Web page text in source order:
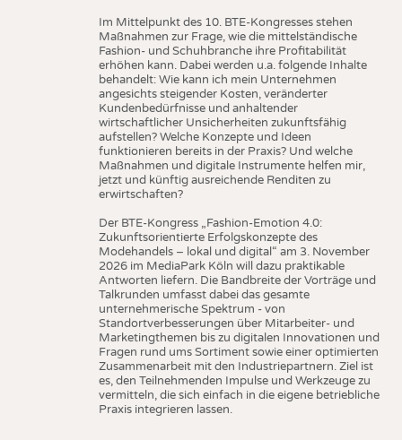
Im Mittelpunkt des 10. BTE-Kongresses stehen
Maßnahmen zur Frage, wie die mittelständische
Fashion- und Schuhbranche ihre Profitabilität
erhöhen kann. Dabei werden u.a. folgende Inhalte
behandelt: Wie kann ich mein Unternehmen
angesichts steigender Kosten, veränderter
Kundenbedürfnisse und anhaltender
wirtschaftlicher Unsicherheiten zukunftsfähig
aufstellen? Welche Konzepte und Ideen
funktionieren bereits in der Praxis? Und welche
Maßnahmen und digitale Instrumente helfen mir,
jetzt und künftig ausreichende Renditen zu
erwirtschaften?
Der BTE-Kongress „Fashion-Emotion 4.0:
Zukunftsorientierte Erfolgskonzepte des
Modehandels – lokal und digital“ am 3. November
2026 im MediaPark Köln will dazu praktikable
Antworten liefern. Die Bandbreite der Vorträge und
Talkrunden umfasst dabei das gesamte
unternehmerische Spektrum - von
Standortverbesserungen über Mitarbeiter- und
Marketingthemen bis zu digitalen Innovationen und
Fragen rund ums Sortiment sowie einer optimierten
Zusammenarbeit mit den Industriepartnern. Ziel ist
es, den Teilnehmenden Impulse und Werkzeuge zu
vermitteln, die sich einfach in die eigene betriebliche
Praxis integrieren lassen.